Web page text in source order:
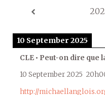
10 September 2025
CLE • Peut-on dire que
10 September 2025
http://